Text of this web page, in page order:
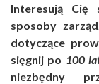
Interesują Cię
sposoby
dotyczące
sięgnij po 100
niezbędny